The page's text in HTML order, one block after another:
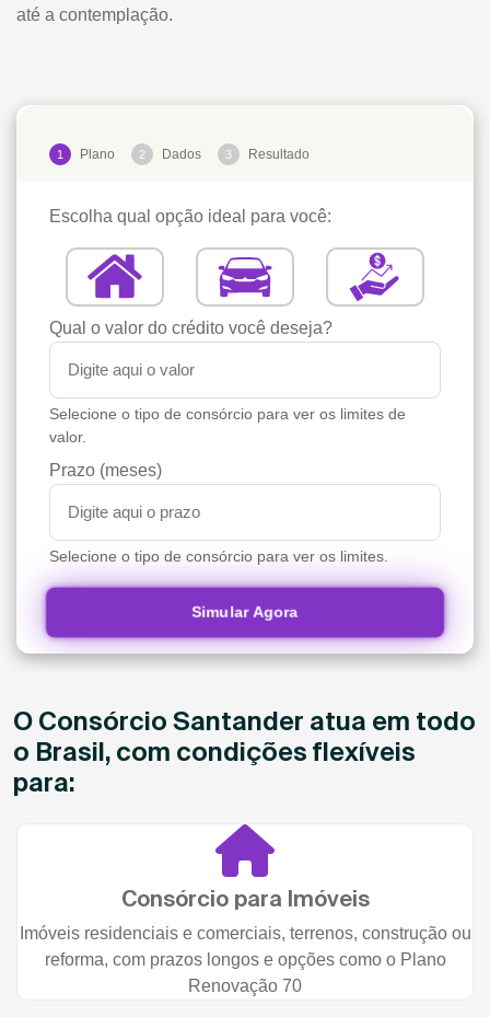
até a contemplação.
1 Plano 2 Dados 3 Resultado
Escolha qual opção ideal para você:
Qual o valor do crédito você deseja?
Selecione o tipo de consórcio para ver os limites de
valor.
Prazo (meses)
Selecione o tipo de consórcio para ver os limites.
Simular Agora
O Consórcio Santander atua em todo
o Brasil, com condições flexíveis
para:
Consórcio para Imóveis
Imóveis residenciais e comerciais, terrenos, construção ou
reforma, com prazos longos e opções como o Plano
Renovação 70